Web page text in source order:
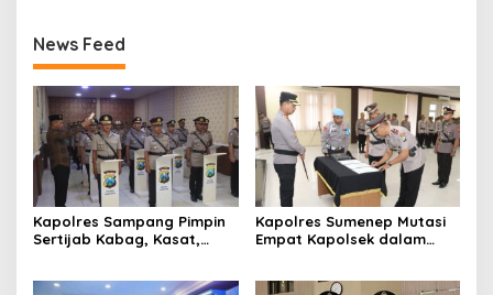
News Feed
Kapolres Sampang Pimpin
Sertijab Kabag, Kasat,
Kapolres Sumenep Mutasi
Empat Kapolsek dalam